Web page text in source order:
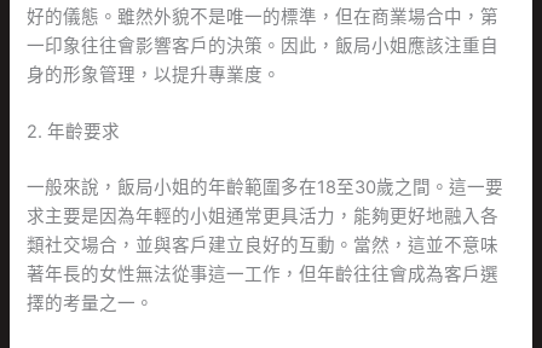
好的儀態。雖然外貌不是唯一的標準，但在商業場合中，第
一印象往往會影響客戶的決策。因此，飯局小姐應該注重自
身的形象管理，以提升專業度。
2. 年齡要求
一般來說，飯局小姐的年齡範圍多在18至30歲之間。這一要
求主要是因為年輕的小姐通常更具活力，能夠更好地融入各
類社交場合，並與客戶建立良好的互動。當然，這並不意味
著年長的女性無法從事這一工作，但年齡往往會成為客戶選
擇的考量之一。